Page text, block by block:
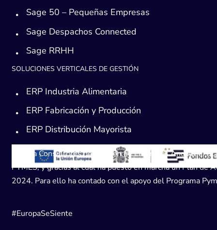
Sage 50 – Pequeñas Empresas
Sage Despachos Connected
Sage RRHH
SOLUCIONES VERTICALES DE GESTIÓN
ERP Industria Alimentaria
ERP Fabricación y Producción
ERP Distribución Mayorista
Avanza Consultores de Gestión de Empresas Andaucía,
PYMES, y gracias al cual ha puesto en marcha un Plan
2024. Para ello ha contado con el apoyo del Programa
#EuropaSeSiente